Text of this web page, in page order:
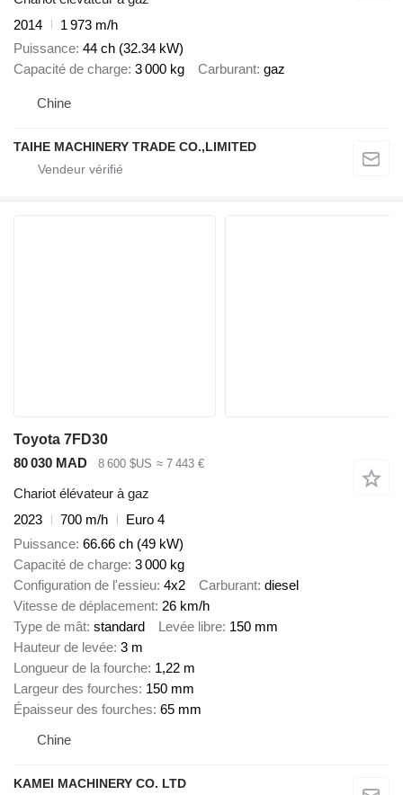
2014
1 973 m/h
Puissance 44 ch (32.34 kW)
Capacité de charge 3 000 kg Carburant gaz
Chine
TAIHE MACHINERY TRADE CO.,LIMITED
Toyota 7FD30
80 030 MAD
8 600 $US ≈ 7 443 €
Chariot élévateur à gaz
2023
700 m/h
Euro 4
Puissance 66.66 ch (49 kW)
Capacité de charge 3 000 kg
Configuration de l'essieu 4x2 Carburant diesel
Vitesse de déplacement 26 km/h
Type de mât standard Levée libre 150 mm
Hauteur de levée 3 m
Longueur de la fourche 1,22 m
Largeur des fourches 150 mm
Épaisseur des fourches 65 mm
Chine
KAMEI MACHINERY CO. LTD